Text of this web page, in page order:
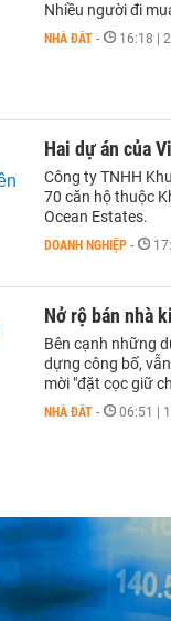
Nhiều người đi
NHÀ ĐẤT - 16:18 |
Hai dự án của
Công ty TNHH
70 căn hộ thuộc
Ocean Estates.
DOANH NGHIỆP -
Nở rộ bán nhà
Bên cạnh những
dựng công bố,
mời "đặt cọc giữ
NHÀ ĐẤT - 06:51 |